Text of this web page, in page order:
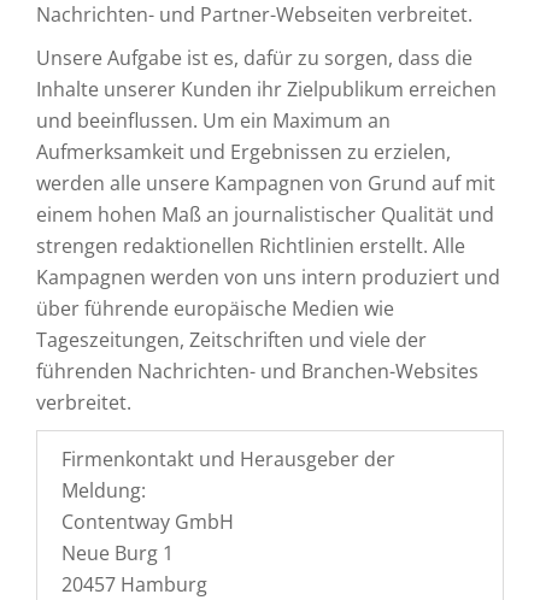
Nachrichten- und Partner-Webseiten verbreitet.
Unsere Aufgabe ist es, dafür zu sorgen, dass die
Inhalte unserer Kunden ihr Zielpublikum erreichen
und beeinflussen. Um ein Maximum an
Aufmerksamkeit und Ergebnissen zu erzielen,
werden alle unsere Kampagnen von Grund auf mit
einem hohen Maß an journalistischer Qualität und
strengen redaktionellen Richtlinien erstellt. Alle
Kampagnen werden von uns intern produziert und
über führende europäische Medien wie
Tageszeitungen, Zeitschriften und viele der
führenden Nachrichten- und Branchen-Websites
verbreitet.
Firmenkontakt und Herausgeber der
Meldung:
Contentway GmbH
Neue Burg 1
20457 Hamburg